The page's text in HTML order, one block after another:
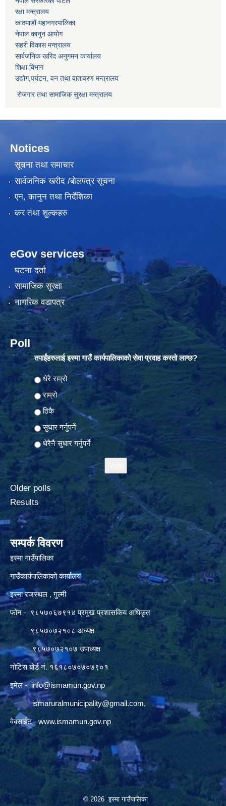
रक्षा मन्त्रालय
काठमाडौं महानगरपालिका
नेपाल कानुन आयोग
सहरी विकास मन्त्रालय
सार्बजनिक खरिद अनुगमन कार्यालय
शिक्षा बिभाग
उद्योग,पर्यटन, वन तथा वातावरण मन्त्रालय
रोजगार तथा सामाजिक सुरक्षा मन्त्रालय
Notices
सूचना तथा समाचार
सार्वजनिक खरीद /बोलपत्र सूचना
एन, कानुन तथा निर्देशिका
कर तथा शुल्कहरु
eGov services
घटना दर्ता
सामाजिक सुरक्षा
नागरिक वडापत्र
Poll
तपाईंहरुलाई इस्मा गाउँ कार्यपालिकाको सेवा प्रवाह कस्तो लाग्छ?
Choices
धेरै राम्रो
राम्रो
ठिकै
सुधार गर्नुपर्ने
धेरैनै सुधार गर्नुपर्ने
Older polls
Results
सम्पर्क विवरण
इस्मा गाउँपालिका
गाउँकार्यपालिकाको कार्यालय
इस्मा रजस्थल , गुल्मी
फोन - ९८५७०६७९१४ प्रमुख प्रशासकिय अधिकृत
९८५७०७२१०८ अध्यक्ष
९८५७०७२१०७ उपाध्यक्ष
नोटिस बोर्ड नं. १६१८०७०७०७९०१
इमेल - info@ismamun.gov.np
ismaruralmunicipality@gmail.com,
वेबसाईट -www.ismamun.gov.np
© 2026 इस्मा गाउँपालिका